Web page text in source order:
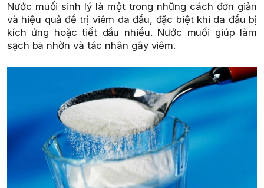
Nước muối sinh lý là một trong những cách đơn giản
và hiệu quả để trị viêm da đầu, đặc biệt khi da đầu bị
kích ứng hoặc tiết dầu nhiều. Nước muối giúp làm
sạch bã nhờn và tác nhân gây viêm.